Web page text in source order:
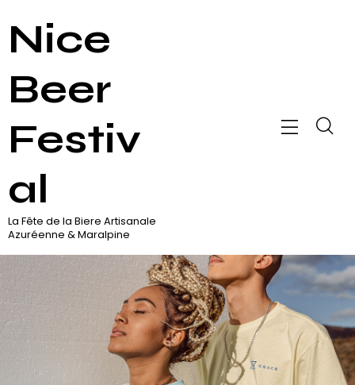
Nice
Beer
Festiv
al
La Fête de la Biere Artisanale
Azuréenne & Maralpine
R'N'B